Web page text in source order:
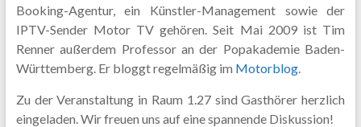
Booking-Agentur, ein Künstler-Management sowie der
IPTV-Sender Motor TV gehören. Seit Mai 2009 ist Tim
Renner außerdem Professor an der Popakademie Baden-
Württemberg. Er bloggt regelmäßig im Motorblog.
Zu der Veranstaltung in Raum 1.27 sind Gasthörer herzlich
eingeladen. Wir freuen uns auf eine spannende Diskussion!